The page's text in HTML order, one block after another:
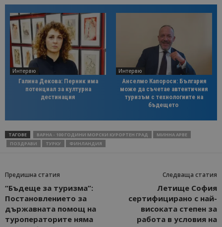
Интервю
Галина Декова: Перник има
потенциал за културна
дестинация
Интервю
Анселмо Капороси: България
може да съчетае автентичния
туризъм с технологиите на
бъдещето
ТАГОВЕ ВАРНА - 100 ГОДИНИ МОРСКИ КУРОРТЕН ГРАД
МИННА АРВЕ
ПОЗДРАВИ
ТУРКУ ФИНЛАНДИЯ
Предишна статия
“Бъдеще за туризма”:
Постановлението за
държавната помощ на
туроператорите няма
Следваща статия
Летище София
сертифицирано с най-
високата степен за
работа в условия на